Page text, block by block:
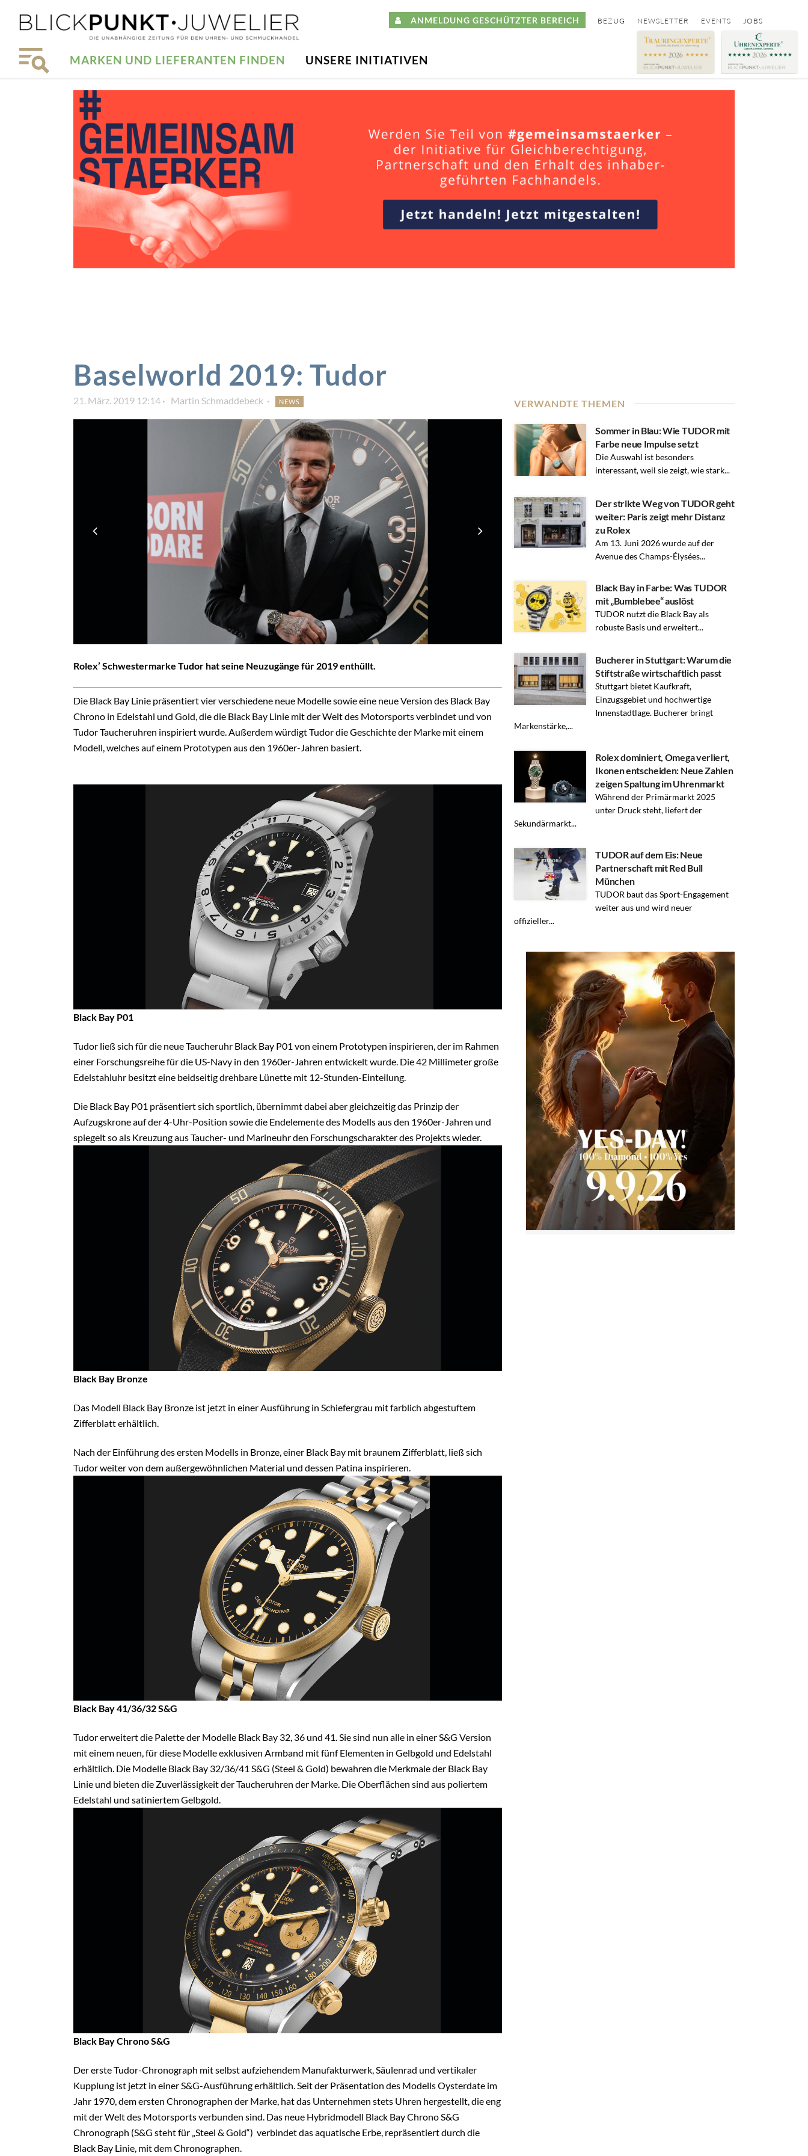
ANMELDUNG GESCHÜTZTER BEREICH BEZUG NEWSLETTER EVENTS JOBS
MARKEN UND LIEFERANTEN FINDEN UNSERE INITIATIVEN
Baselworld 2019: Tudor
21. März. 2019 12:14 Martin Schmaddebeck NEWS
Rolex’ Schwestermarke Tudor hat seine Neuzugänge für 2019 enthüllt.
Die Black Bay Linie präsentiert vier verschiedene neue Modelle sowie eine neue Version des Black Bay
Chrono in Edelstahl und Gold, die die Black Bay Linie mit der Welt des Motorsports verbindet und von
Tudor Taucheruhren inspiriert wurde. Außerdem würdigt Tudor die Geschichte der Marke mit einem
Modell, welches auf einem Prototypen aus den 1960er-Jahren basiert.
Black Bay P01
Tudor ließ sich für die neue Taucheruhr Black Bay P01 von einem Prototypen inspirieren, der im Rahmen
einer Forschungsreihe für die US-Navy in den 1960er-Jahren entwickelt wurde. Die 42 Millimeter große
Edelstahluhr besitzt eine beidseitig drehbare Lünette mit 12-Stunden-Einteilung.
Die Black Bay P01 präsentiert sich sportlich, übernimmt dabei aber gleichzeitig das Prinzip der
Aufzugskrone auf der 4-Uhr-Position sowie die Endelemente des Modells aus den 1960er-Jahren und
spiegelt so als Kreuzung aus Taucher- und Marineuhr den Forschungscharakter des Projekts wieder.
Black Bay Bronze
Das Modell Black Bay Bronze ist jetzt in einer Ausführung in Schiefergrau mit farblich abgestuftem
Zifferblatt erhältlich.
Nach der Einführung des ersten Modells in Bronze, einer Black Bay mit braunem Zifferblatt, ließ sich
Tudor weiter von dem außergewöhnlichen Material und dessen Patina inspirieren.
Black Bay 41/36/32 S&G
Tudor erweitert die Palette der Modelle Black Bay 32, 36 und 41. Sie sind nun alle in einer S&G Version
mit einem neuen, für diese Modelle exklusiven Armband mit fünf Elementen in Gelbgold und Edelstahl
erhältlich. Die Modelle Black Bay 32/36/41 S&G (Steel & Gold) bewahren die Merkmale der Black Bay
Linie und bieten die Zuverlässigkeit der Taucheruhren der Marke. Die Oberflächen sind aus poliertem
Edelstahl und satiniertem Gelbgold.
Black Bay Chrono S&G
Der erste Tudor-Chronograph mit selbst aufziehendem Manufakturwerk, Säulenrad und vertikaler
Kupplung ist jetzt in einer S&G-Ausführung erhältlich. Seit der Präsentation des Modells Oysterdate im
Jahr 1970, dem ersten Chronographen der Marke, hat das Unternehmen stets Uhren hergestellt, die eng
mit der Welt des Motorsports verbunden sind. Das neue Hybridmodell Black Bay Chrono S&G
Chronograph (S&G steht für „Steel & Gold“) verbindet das aquatische Erbe, repräsentiert durch die
Black Bay Linie, mit dem Chronographen.
VERWANDTE THEMEN
Sommer in Blau: Wie TUDOR mit
Farbe neue Impulse setzt
Die Auswahl ist besonders
interessant, weil sie zeigt, wie stark...
Der strikte Weg von TUDOR geht
weiter: Paris zeigt mehr Distanz
zu Rolex
Am 13. Juni 2026 wurde auf der
Avenue des Champs-Élysées...
Black Bay in Farbe: Was TUDOR
mit „Bumblebee“ auslöst
TUDOR nutzt die Black Bay als
robuste Basis und erweitert...
Bucherer in Stuttgart: Warum die
Stiftstraße wirtschaftlich passt
Stuttgart bietet Kaufkraft,
Einzugsgebiet und hochwertige
Innenstadtlage. Bucherer bringt
Markenstärke,...
Rolex dominiert, Omega verliert,
Ikonen entscheiden: Neue Zahlen
zeigen Spaltung im Uhrenmarkt
Während der Primärmarkt 2025
unter Druck steht, liefert der
Sekundärmarkt...
TUDOR auf dem Eis: Neue
Partnerschaft mit Red Bull
München
TUDOR baut das Sport-Engagement
weiter aus und wird neuer
offizieller...